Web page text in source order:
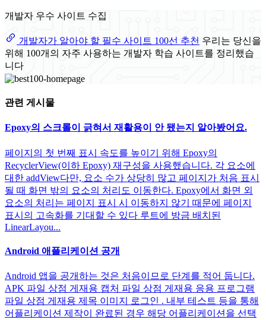
개발자 우수 사이트 수집
개발자가 알아야 할 필수 사이트 100선 추천 우리는 당신을
위해 100개의 자주 사용하는 개발자 학습 사이트를 정리했습
니다
관련 게시물
Epoxy의 스크롤이 긁혀서 재활용이 안 됐는지 알아봤어요.
페이지의 첫 번째 표시 속도를 높이기 위해 Epoxy의
RecyclerView(이하 Epoxy) 재구성을 사용했습니다. 각 요소에
대한 addView다만, 요소 수가 상당히 많고 페이지가 처음 표시
될 때 화면 밖의 요소의 처리도 이동한다. Epoxy에서 화면 외
요소의 처리는 페이지 표시 시 이동하지 않기 때문에 페이지
표시의 고속화를 기대할 수 있다 루트에 방금 배치된
LinearLayou...
Android 애플리케이션 공개
Android 앱을 공개하는 것은 처음이므로 단계를 적어 둡니다.
APK 파일 상점 게재용 캡처 파일 상점 게재용 응용 프로그램
파일 상점 게재용 제목 이미지 로그인 . 내부 테스트 등을 통해
어플리케이션 제작이 완료된 경우 해당 어플리케이션을 선택